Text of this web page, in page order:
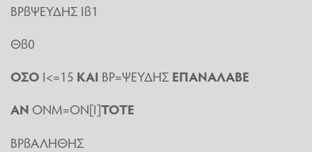
ΒΡßΨΕΥΔΗΣ Ιß1
Θß0
ΟΣΟ Ι<=15 ΚΑΙ ΒΡ=ΨΕΥΔΗΣ ΕΠΑΝΑΛΑΒΕ
ΑΝ ΟΝΜ=ΟΝ[Ι]ΤΟΤΕ
ΒΡßΑΛΗΘΗΣ